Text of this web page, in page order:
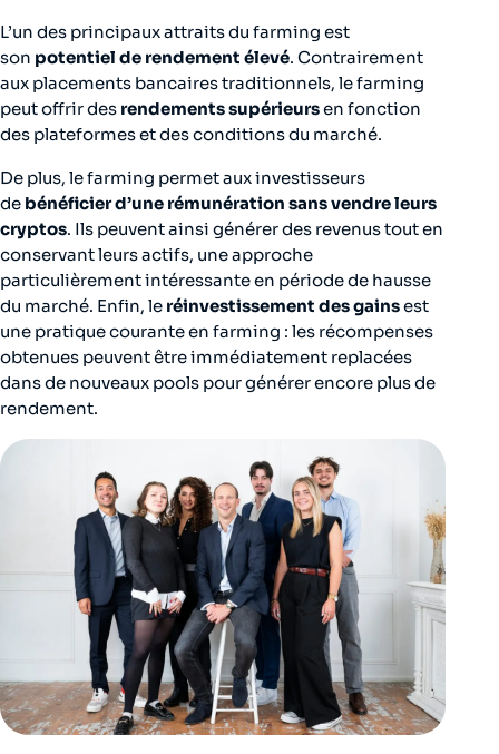
L’un des principaux attraits du farming est
son potentiel de rendement élevé. Contrairement
aux placements bancaires traditionnels, le farming
peut offrir des rendements supérieursen fonction
des plateformes et des conditions du marché.
De plus, le farming permet aux investisseurs
de bénéficier d’une rémunération sans vendre leurs
cryptos. Ils peuvent ainsi générer des revenus tout en
conservant leurs actifs, une approche
particulièrement intéressante en période de hausse
du marché. Enfin, le réinvestissement des gainsest
une pratique courante en farming : les récompenses
obtenues peuvent être immédiatement replacées
dans de nouveaux pools pour générer encore plus de
rendement.